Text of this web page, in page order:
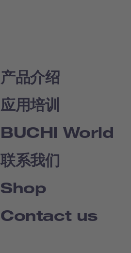
产品介绍
应用培训
BUCHI World
联系我们
Shop
Contact us